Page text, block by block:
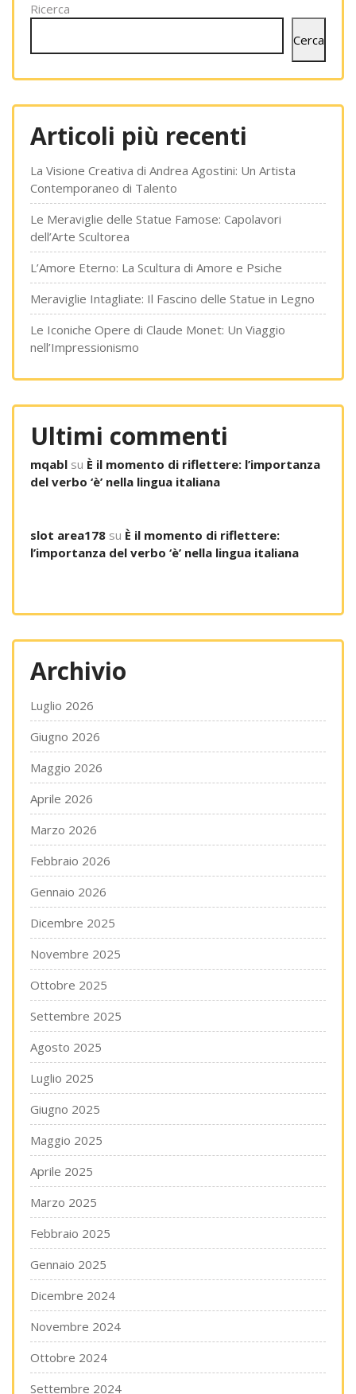
Ricerca
Cerca
Articoli più recenti
La Visione Creativa di Andrea Agostini: Un Artista
Contemporaneo di Talento
Le Meraviglie delle Statue Famose: Capolavori
dell’Arte Scultorea
L’Amore Eterno: La Scultura di Amore e Psiche
Meraviglie Intagliate: Il Fascino delle Statue in Legno
Le Iconiche Opere di Claude Monet: Un Viaggio
nell’Impressionismo
Ultimi commenti
mqabl su È il momento di riflettere: l’importanza
del verbo ‘è’ nella lingua italiana
slot area178 su È il momento di riflettere:
l’importanza del verbo ‘è’ nella lingua italiana
Archivio
Luglio 2026
Giugno 2026
Maggio 2026
Aprile 2026
Marzo 2026
Febbraio 2026
Gennaio 2026
Dicembre 2025
Novembre 2025
Ottobre 2025
Settembre 2025
Agosto 2025
Luglio 2025
Giugno 2025
Maggio 2025
Aprile 2025
Marzo 2025
Febbraio 2025
Gennaio 2025
Dicembre 2024
Novembre 2024
Ottobre 2024
Settembre 2024